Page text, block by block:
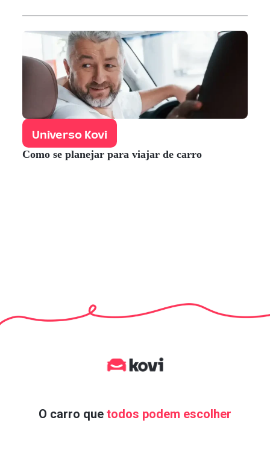
Universo Kovi
Como se planejar para viajar de carro
O carro que todos podem escolher